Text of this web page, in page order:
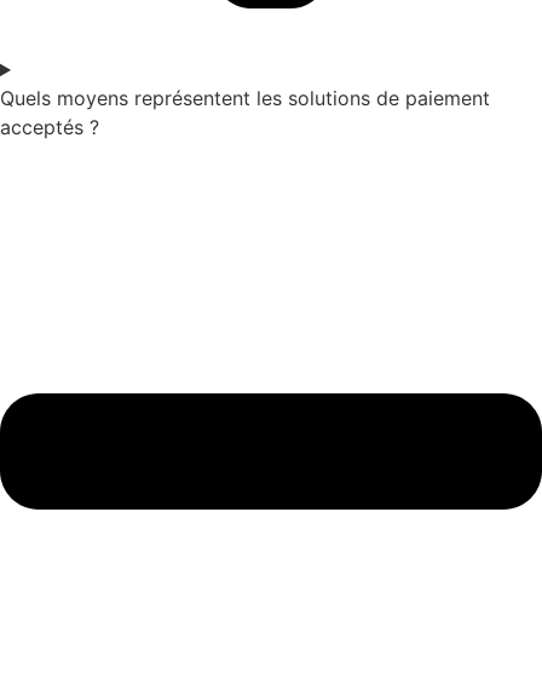
Quels moyens représentent les solutions de paiement
acceptés ?